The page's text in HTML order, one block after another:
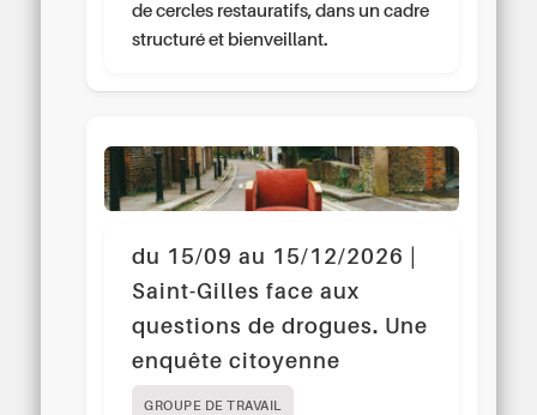
de cercles restauratifs, dans un cadre
structuré et bienveillant.
du 15/09 au 15/12/2026 |
Saint-Gilles face aux
questions de drogues. Une
enquête citoyenne
GROUPE DE TRAVAIL